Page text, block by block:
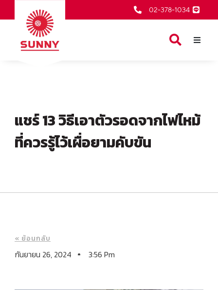
02-378-1034
ตัวแทนจำหน่าย
บริการหลังการขาย
แชร์ 13 วิธีเอาตัวรอดจากไฟไหม้
ที่ควรรู้ไว้เผื่อยามคับขัน
« ย้อนกลับ
กันยายน 26, 2024 3:56 Pm